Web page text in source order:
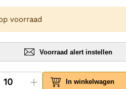
voorraad
Voorraad alert instellen
In winkelwagen